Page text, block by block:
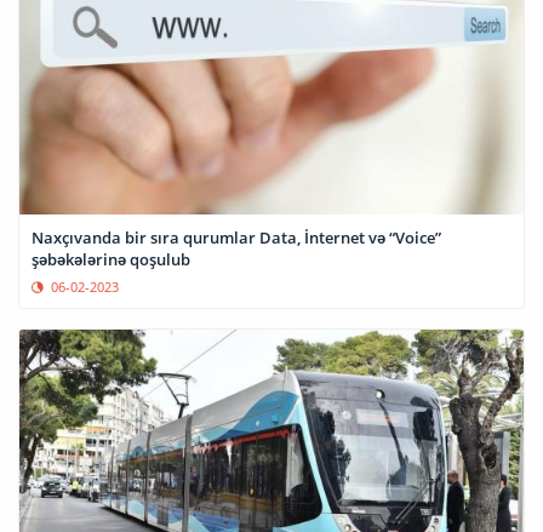
Naxçıvanda bir sıra qurumlar Data, İnternet və “Voice”
şəbəkələrinə qoşulub
06-02-2023